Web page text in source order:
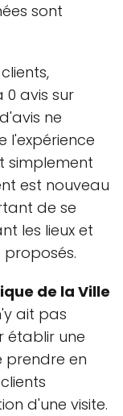
sont
0 avis sur
ne
l'expérience
simplement
est nouveau
de se
les lieux et
de la Ville
ait pas
établir une
prendre en
d'une visite.